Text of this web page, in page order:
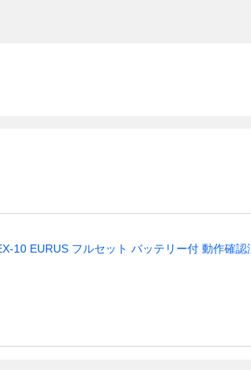
10 EURUS フルセット バッテリー付 動作確認